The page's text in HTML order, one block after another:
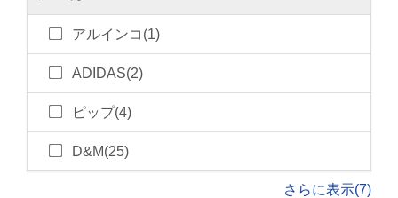
アルインコ(1)
ADIDAS(2)
ピップ(4)
D&M(25)
さらに表示(7)